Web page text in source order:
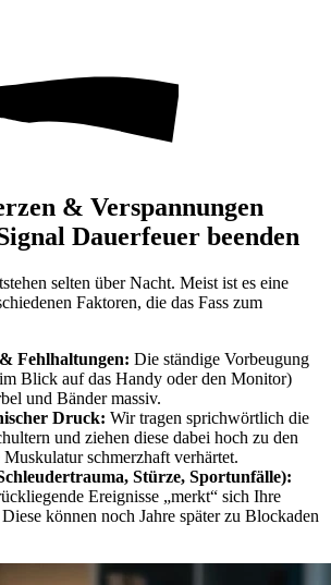
& Verspannungen
Dauerfeuer beenden
selten über Nacht. Meist ist es eine
Faktoren, die das Fass zum
Fehlhaltungen: Die ständige Vorbeugung
Blick auf das Handy oder den Monitor)
und Bänder massiv.
Druck: Wir tragen sprichwörtlich die
und ziehen diese dabei hoch zu den
schmerzhaft verhärtet.
Stürze, Sportunfälle):
Ereignisse „merkt“ sich Ihre
können noch Jahre später zu Blockaden